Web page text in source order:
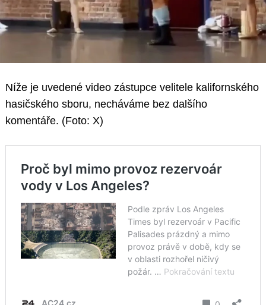
Níže je uvedené video zástupce velitele kalifornského
hasičského sboru, necháváme bez dalšího
komentáře. (Foto: X)